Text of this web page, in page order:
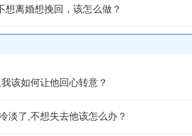
想离婚想挽回，该怎么做？
该如何让他回心转意？
淡了,不想失去他该怎么办？